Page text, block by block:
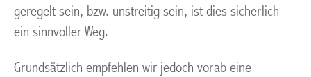
geregelt sein, bzw. unstreitig sein, ist dies sicherlich
ein sinnvoller Weg.
Grundsätzlich empfehlen wir jedoch vorab eine